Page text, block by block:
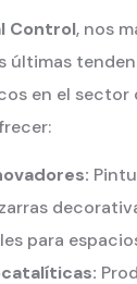
Control, nos
últimas
en el sector
para